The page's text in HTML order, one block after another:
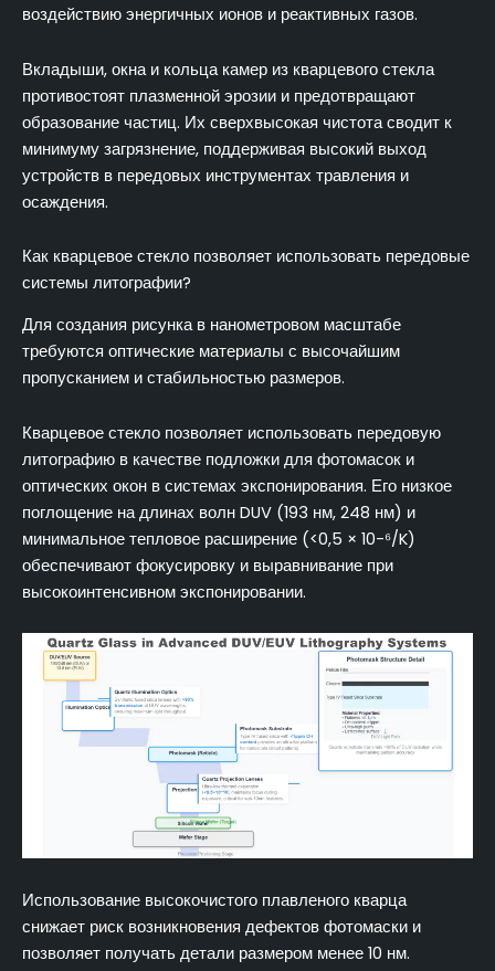
воздействию энергичных ионов и реактивных газов.
Вкладыши, окна и кольца камер из кварцевого стекла
противостоят плазменной эрозии и предотвращают
образование частиц. Их сверхвысокая чистота сводит к
минимуму загрязнение, поддерживая высокий выход
устройств в передовых инструментах травления и
осаждения.
Как кварцевое стекло позволяет использовать передовые
системы литографии?
Для создания рисунка в нанометровом масштабе
требуются оптические материалы с высочайшим
пропусканием и стабильностью размеров.
Кварцевое стекло позволяет использовать передовую
литографию в качестве подложки для фотомасок и
оптических окон в системах экспонирования. Его низкое
поглощение на длинах волн DUV (193 нм, 248 нм) и
минимальное тепловое расширение (<0,5 × 10-⁶/K)
обеспечивают фокусировку и выравнивание при
высокоинтенсивном экспонировании.
Использование высокочистого плавленого кварца
снижает риск возникновения дефектов фотомаски и
позволяет получать детали размером менее 10 нм.